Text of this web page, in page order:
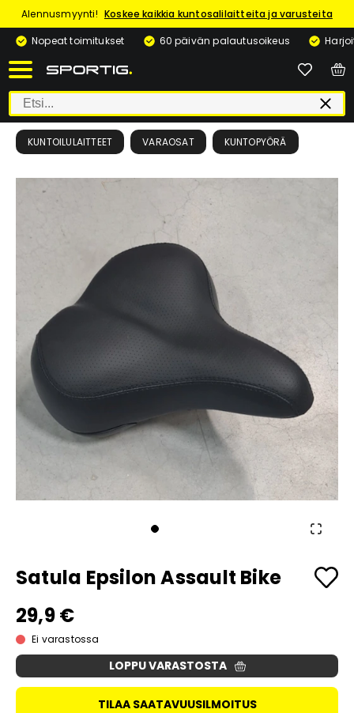
Alennusmyynti! Koskee kaikkia kuntosalilaitteita ja varusteita
Nopeat toimitukset
60 päivän palautusoikeus
KUNTOILULAITTEET VARAOSAT KUNTOPYÖRÄ
Satula Epsilon Assault Bike
29,9 €
Ei varastossa
LOPPU VARASTOSTA
TILAA SAATAVUUSILMOITUS